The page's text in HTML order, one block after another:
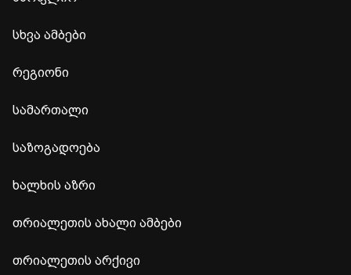
სხვა ამბები
რეგიონი
სამართალი
საზოგადოება
ხალხის აზრი
თრიალეთის ახალი ამბები
თრიალეთის არქივი